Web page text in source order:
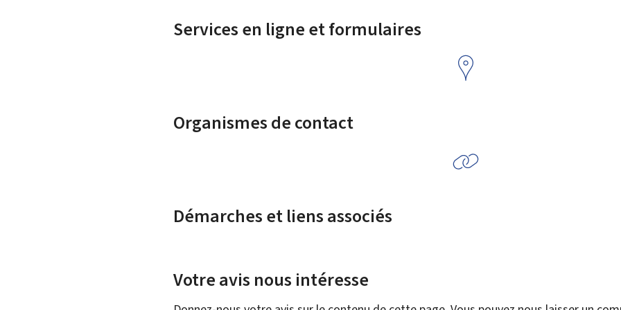
Services en ligne et formulaires
Organismes de contact
Démarches et liens associés
Votre avis nous intéresse